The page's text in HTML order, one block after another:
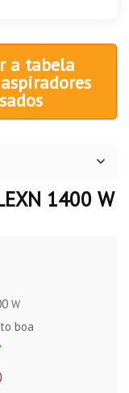
a tabela
1400 W
W
boa